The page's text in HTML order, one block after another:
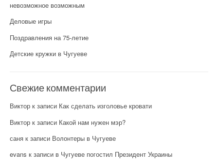
невозможное возможным
Деловые игры
Поздравления на 75-летие
Детские кружки в Чугуеве
Свежие комментарии
Виктор к записи Как сделать изголовье кровати
Виктор к записи Какой нам нужен мэр?
саня к записи Волонтеры в Чугуеве
evans к записи в Чугуеве погостил Президент Украины